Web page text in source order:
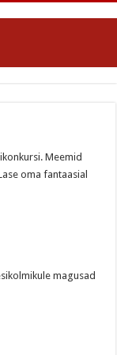
Meemid
oma fantaasial
magusad